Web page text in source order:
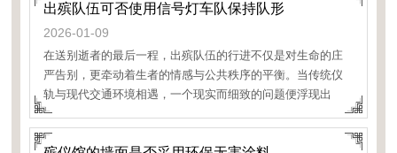
出殡队伍可否使用信号灯车队保持队形
2026-01-09
在送别逝者的最后一程，出殡队伍的行进不仅是对生命的庄
严告别，更牵动着生者的情感与公共秩序的平衡。当传统仪
轨与现代交通环境相遇，一个现实而细致的问题便浮现出
来：**出殡队伍可否使用信